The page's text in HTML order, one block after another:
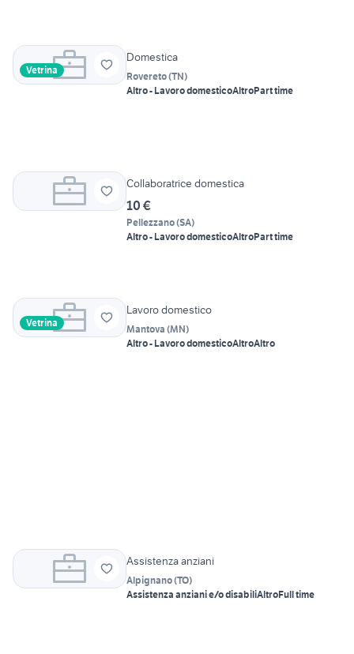
Vetrina
Domestica
Rovereto(TN)
Altro - Lavoro domesticoAltroPart time
Collaboratrice domestica
10 €
Pellezzano(SA)
Altro - Lavoro domesticoAltroPart time
Vetrina
Lavoro domestico
Mantova (MN)
Altro - Lavoro domesticoAltroAltro
Assistenza anziani
Alpignano(TO)
Assistenza anziani e/o disabiliAltroFull time